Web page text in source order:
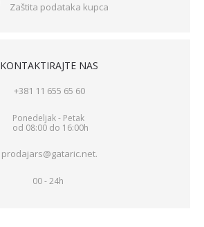
Zaštita podataka kupca
KONTAKTIRAJTE NAS
+381 11 655 65 60
Ponedeljak - Petak
od 08:00 do 16:00h
prodajars@gataric.net.
00 - 24h